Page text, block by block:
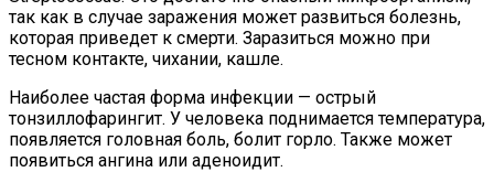
так как в случае заражения может развиться болезнь,
которая приведет к смерти. Заразиться можно при
тесном контакте, чихании, кашле.
Наиболее частая форма инфекции — острый
тонзиллофарингит. У человека поднимается температура,
появляется головная боль, болит горло. Также может
появиться ангина или аденоидит.